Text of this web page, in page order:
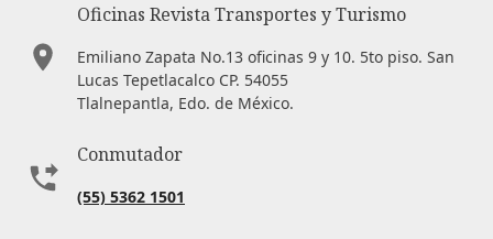
Oficinas Revista Transportes y Turismo
Emiliano Zapata No.13 oficinas 9 y 10. 5to piso. San
Lucas Tepetlacalco CP. 54055
Tlalnepantla, Edo. de México.
Conmutador
(55) 5362 1501